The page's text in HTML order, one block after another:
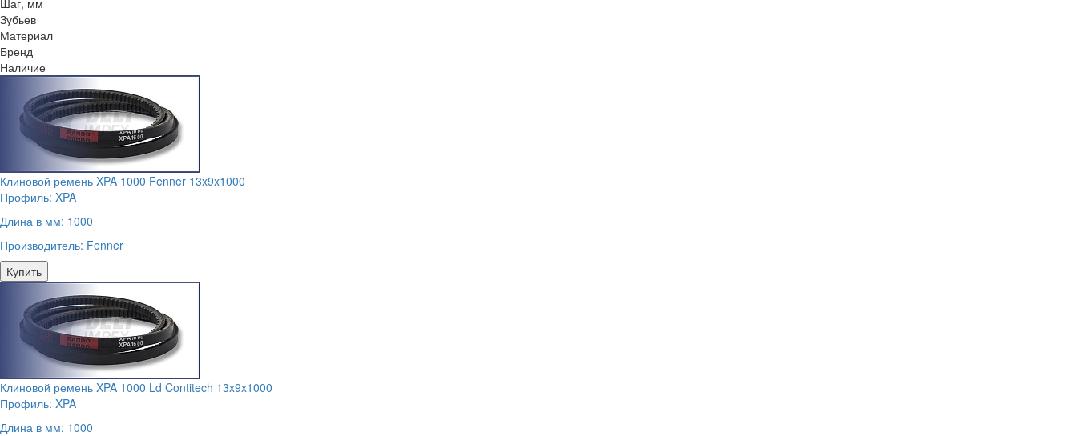
Шаг, мм
Зубьев
Материал
Бренд
Наличие
Клиновой ремень XPA 1000 Fenner 13x9x1000
Профиль: XPA
Длина в мм: 1000
Производитель: Fenner
Купить
Клиновой ремень XPA 1000 Ld Contitech 13x9x1000
Профиль: XPA
Длина в мм: 1000